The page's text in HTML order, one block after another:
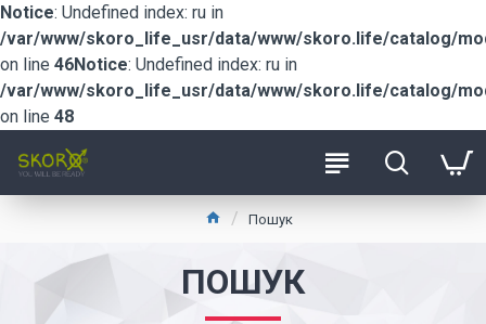
Notice: Undefined index: ru in
/var/www/skoro_life_usr/data/www/skoro.life/catalog/
on line 46Notice: Undefined index: ru in
/var/www/skoro_life_usr/data/www/skoro.life/catalog/
on line 48
Пошук
ПОШУК